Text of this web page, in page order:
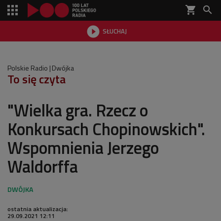
shopping_cart 
 SŁUCHAJ

Polskie Radio Dwójka
To się czyta
"Wielka gra. Rzecz o
Konkursach Chopinowskich".
Wspomnienia Jerzego
Waldorffa
ostatnia aktualizacja:
29.09.2021 12:11